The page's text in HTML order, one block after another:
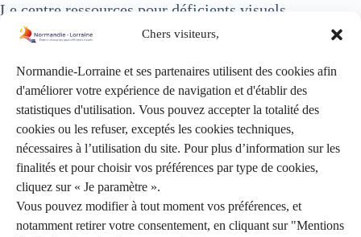
Chers visiteurs,
Normandie-Lorraine et ses partenaires utilisent des cookies afin
d'améliorer votre expérience de navigation et d'établir des
statistiques d'utilisation. Vous pouvez accepter la totalité des
cookies ou les refuser, exceptés les cookies techniques,
nécessaires à l’utilisation du site. Pour plus d’information sur les
finalités et pour choisir vos préférences par type de cookies,
cliquez sur « Je paramètre ».
Vous pouvez modifier à tout moment vos préférences, et
notamment retirer votre consentement, en cliquant sur "Mentions
Le centre ressources pour déficients visuels
Normandie-Lorraine est retenu par la
Nationale de Solidarité pour l’Autonomie (CNSA)
afin de participer à une expérimentation
d’accompagnement aux aides techniques pour les
enfants et adultes déficients visuels, ainsi que les
personnes âgées.
Cette expérimentation porte le nom d’EqLAAT, le T ne
se prononce pas !
Qu’est-ce que c’est :